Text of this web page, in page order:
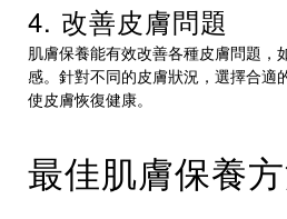
4. 改善皮膚問題
肌膚保養能有效改善各種皮膚問題，
感。針對不同的皮膚狀況，選擇合適
使皮膚恢復健康。
最佳肌膚保養